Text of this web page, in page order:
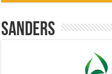
Sanders